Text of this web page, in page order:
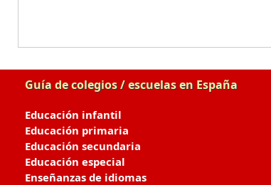
Guía de colegios / escuelas en España
Educación infantil
Educación primaria
Educación secundaria
Educación especial
Enseñanzas de idiomas